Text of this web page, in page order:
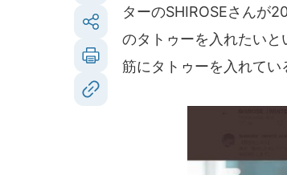
ターのSHIROSEさんが
のタトゥーを入れたいと
筋にタトゥーを入れてい